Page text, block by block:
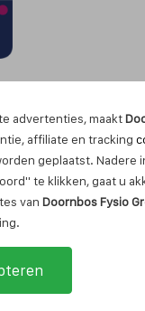
advertenties, maakt
affiliate en tracking
geplaatst. Nadere
te klikken, gaat u
van Doornbos Fysio